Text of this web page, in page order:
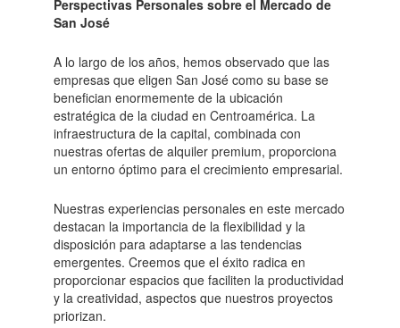
Perspectivas Personales sobre el Mercado de
San José
A lo largo de los años, hemos observado que las
empresas que eligen San José como su base se
benefician enormemente de la ubicación
estratégica de la ciudad en Centroamérica. La
infraestructura de la capital, combinada con
nuestras ofertas de alquiler premium, proporciona
un entorno óptimo para el crecimiento empresarial.
Nuestras experiencias personales en este mercado
destacan la importancia de la flexibilidad y la
disposición para adaptarse a las tendencias
emergentes. Creemos que el éxito radica en
proporcionar espacios que faciliten la productividad
y la creatividad, aspectos que nuestros proyectos
priorizan.